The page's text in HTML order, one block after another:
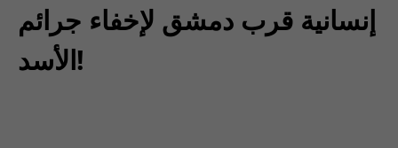
إنسانية قرب دمشق لإخفاء جرائم
الأسد!